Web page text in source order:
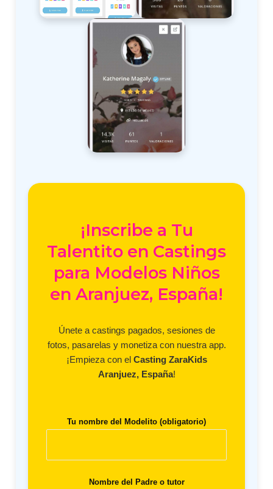
¡Inscribe a Tu
Talentito en Castings
para Modelos Niños
en Aranjuez, España!
Únete a castings pagados, sesiones de
fotos, pasarelas y monetiza con nuestra app.
¡Empieza con el Casting ZaraKids
Aranjuez, España!
Tu nombre del Modelito (obligatorio)
Nombre del Padre o tutor